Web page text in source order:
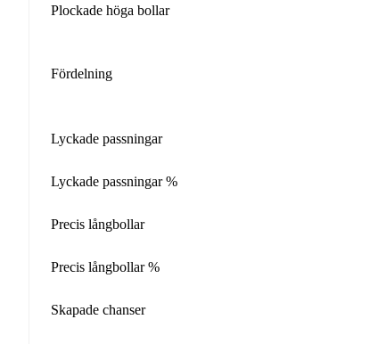
Plockade höga bollar
Fördelning
Lyckade passningar
Lyckade passningar %
Precis långbollar
Precis långbollar %
Skapade chanser